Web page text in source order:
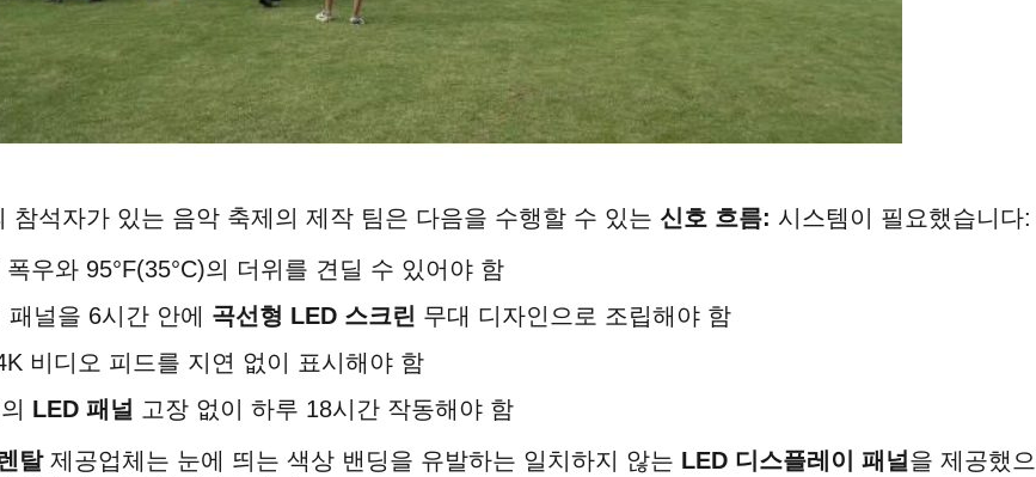
참석자가 있는 음악 축제의 제작 팀은 다음을 수행할 수 있는 신호 흐름: 시스템이 필요했습니다:
폭우와 95°F(35°C)의 더위를 견딜 수 있어야 함
패널을 6시간 안에 곡선형 LED 스크린 무대 디자인으로 조립해야 함
비디오 피드를 지연 없이 표시해야 함
LED 패널 고장 없이 하루 18시간 작동해야 함
탈제공업체는 눈에 띄는 색상 밴딩을 유발하는 일치하지 않는 LED 디스플레이 패널을 제공했